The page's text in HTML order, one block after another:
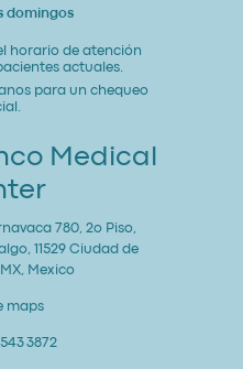
domingos
horario de atención
actuales.
para un chequeo
Medical
780, 2o Piso,
11529 Ciudad de
Mexico
maps
3872